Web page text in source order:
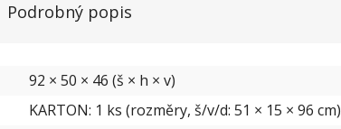
Podrobný popis
92 × 50 × 46 (š × h × v)
KARTON: 1 ks (rozměry, š/v/d: 51 × 15 × 96 cm)